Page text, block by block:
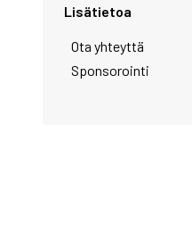
Lisätietoa
Ota yhteyttä
Sponsorointi